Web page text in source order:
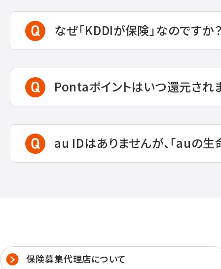
なぜ「KDDIが保険」なのですか
Pontaポイントはいつ還元され
au IDはありませんが、「auの
保険募集代理店について